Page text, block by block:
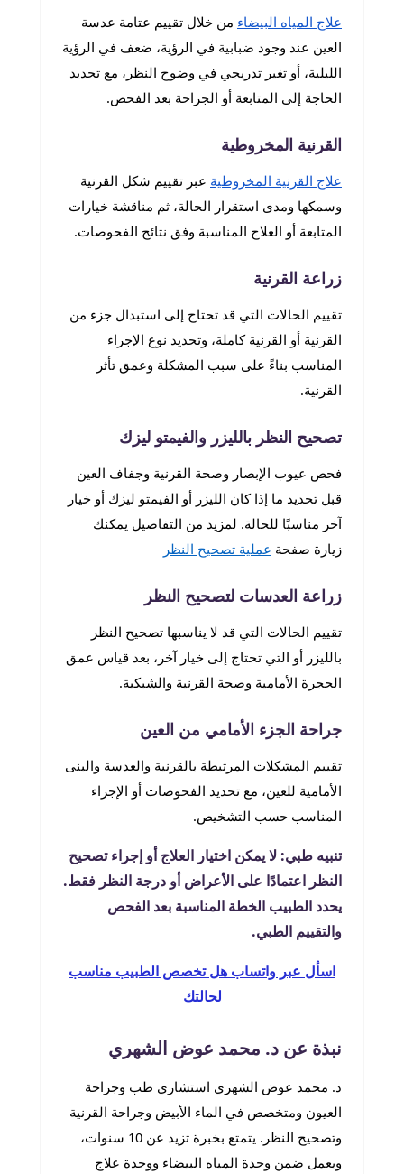
علاج المياه البيضاء من خلال تقييم عتامة عدسة
العين عند وجود ضبابية في الرؤية، ضعف في الرؤية
الليلية، أو تغير تدريجي في وضوح النظر، مع تحديد
الحاجة إلى المتابعة أو الجراحة بعد الفحص.
القرنية المخروطية
علاج القرنية المخروطية عبر تقييم شكل القرنية
وسمكها ومدى استقرار الحالة، ثم مناقشة خيارات
المتابعة أو العلاج المناسبة وفق نتائج الفحوصات.
زراعة القرنية
تقييم الحالات التي قد تحتاج إلى استبدال جزء من
القرنية أو القرنية كاملة، وتحديد نوع الإجراء
المناسب بناءً على سبب المشكلة وعمق تأثر
القرنية.
تصحيح النظر بالليزر والفيمتو ليزك
فحص عيوب الإبصار وصحة القرنية وجفاف العين
قبل تحديد ما إذا كان الليزر أو الفيمتو ليزك أو خيار
آخر مناسبًا للحالة. لمزيد من التفاصيل يمكنك
زيارة صفحة عملية تصحيح النظر
زراعة العدسات لتصحيح النظر
تقييم الحالات التي قد لا يناسبها تصحيح النظر
بالليزر أو التي تحتاج إلى خيار آخر، بعد قياس عمق
الحجرة الأمامية وصحة القرنية والشبكية.
جراحة الجزء الأمامي من العين
تقييم المشكلات المرتبطة بالقرنية والعدسة والبنى
الأمامية للعين، مع تحديد الفحوصات أو الإجراء
المناسب حسب التشخيص.
تنبيه طبي: لا يمكن اختيار العلاج أو إجراء تصحيح
النظر اعتمادًا على الأعراض أو درجة النظر فقط.
يحدد الطبيب الخطة المناسبة بعد الفحص
والتقييم الطبي.
اسأل عبر واتساب هل تخصص الطبيب مناسب
لحالتك
نبذة عن د. محمد عوض الشهري
د. محمد عوض الشهري استشاري طب وجراحة
العيون ومتخصص في الماء الأبيض وجراحة القرنية
وتصحيح النظر. يتمتع بخبرة تزيد عن 10 سنوات،
ويعمل ضمن وحدة المياه البيضاء ووحدة علاج